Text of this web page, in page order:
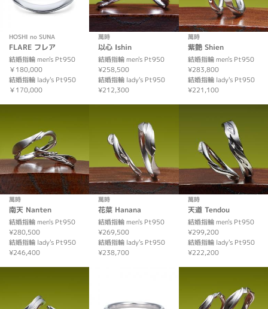
HOSHI no SUNA
FLARE フレア
結婚指輪 men's Pt950
￥180,000
結婚指輪 lady's Pt950
￥170,000
萬時
以心 Ishin
結婚指輪 men's Pt950
¥258,500
結婚指輪 lady's Pt950
¥212,300
萬時
紫艶 Shien
結婚指輪 men's Pt950
¥283,800
結婚指輪 lady's Pt950
¥221,100
萬時
南天 Nanten
結婚指輪 men's Pt950
¥280,500
結婚指輪 lady's Pt950
¥246,400
萬時
花菜 Hanana
結婚指輪 men's Pt950
¥269,500
結婚指輪 lady's Pt950
¥238,700
萬時
天道 Tendou
結婚指輪 men's Pt950
¥299,200
結婚指輪 lady's Pt950
¥222,200